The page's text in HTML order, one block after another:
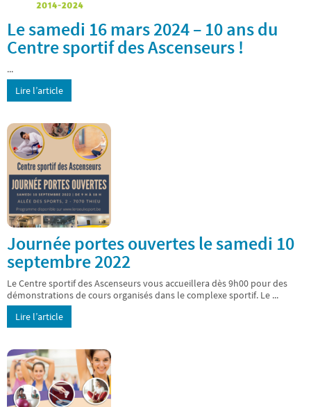
Le samedi 16 mars 2024 – 10 ans du
Centre sportif des Ascenseurs !
...
Lire l’article
Journée portes ouvertes le samedi 10
septembre 2022
Le Centre sportif des Ascenseurs vous accueillera dès 9h00 pour des
démonstrations de cours organisés dans le complexe sportif. Le ...
Lire l’article